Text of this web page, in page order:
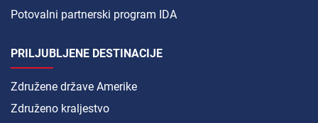
Potovalni partnerski program IDA
PRILJUBLJENE DESTINACIJE
Združene države Amerike
Združeno kraljestvo